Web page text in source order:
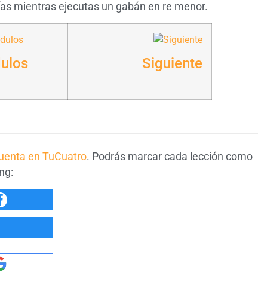
mientras ejecutas un gabán en re menor.
Siguiente
en TuCuatro. Podrás marcar cada lección como